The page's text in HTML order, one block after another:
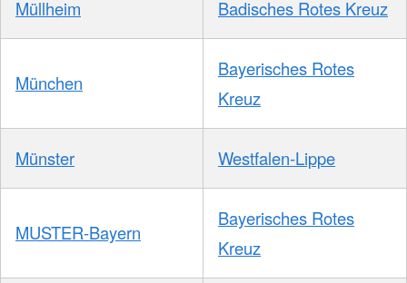
Müllheim Badisches Rotes Kreuz
München
Bayerisches Rotes
Kreuz
Münster Westfalen-Lippe
MUSTER-Bayern
Bayerisches Rotes
Kreuz